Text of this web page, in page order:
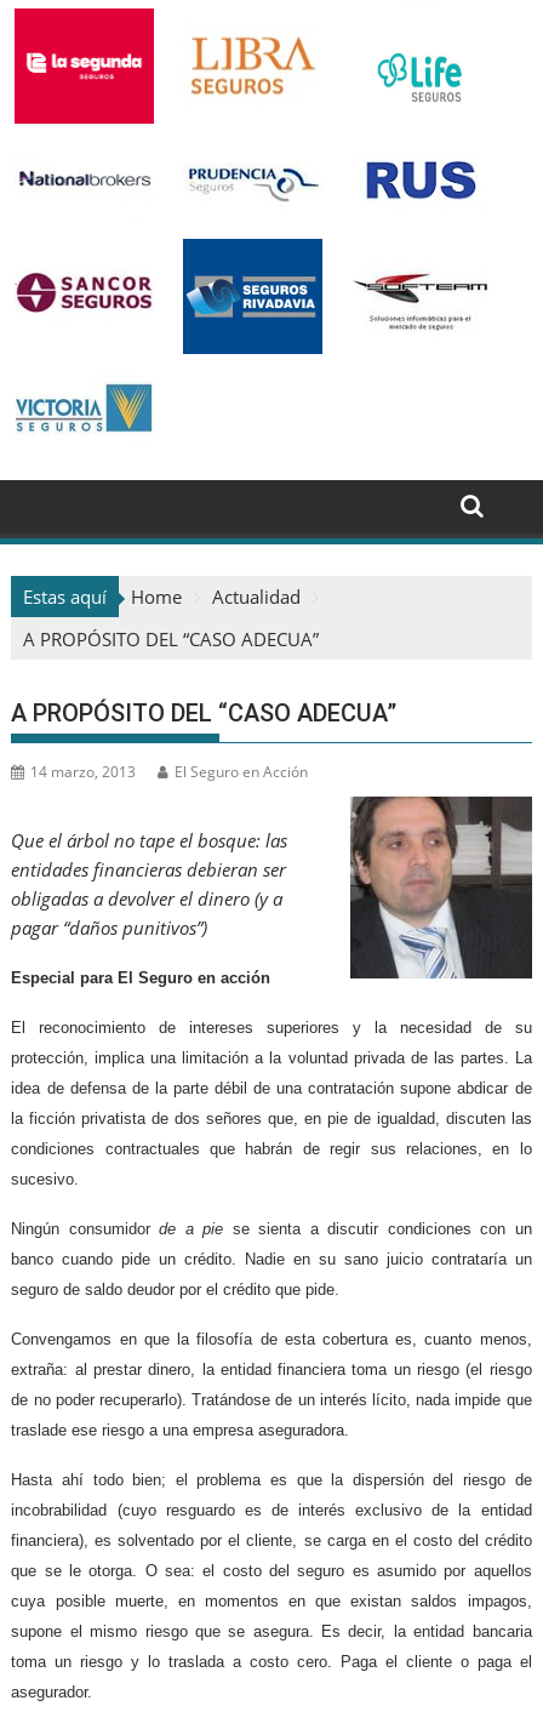
Estas aquí Home
Actualidad
A PROPÓSITO DEL “CASO ADECUA”
A PROPÓSITO DEL “CASO ADECUA”
14 marzo, 2013 El Seguro en Acción
Que el árbol no tape el bosque: las
entidades financieras debieran ser
obligadas a devolver el dinero (y a
pagar “daños punitivos”)
Especial para El Seguro en acción
El reconocimiento de intereses superiores y la necesidad de su
protección, implica una limitación a la voluntad privada de las partes. La
idea de defensa de la parte débil de una contratación supone abdicar de
la ficción privatista de dos señores que, en pie de igualdad, discuten las
condiciones contractuales que habrán de regir sus relaciones, en lo
sucesivo.
Ningún consumidorde a pie se sienta a discutir condiciones con un
banco cuando pide un crédito. Nadie en su sano juicio contrataría un
seguro de saldo deudor por el crédito que pide.
Convengamos en que la filosofía de esta cobertura es, cuanto menos,
extraña: al prestar dinero, la entidad financiera toma un riesgo (el riesgo
de no poder recuperarlo). Tratándose de un interés lícito, nada impide que
traslade ese riesgo a una empresa aseguradora.
Hasta ahí todo bien; el problema es que la dispersión del riesgo de
incobrabilidad (cuyo resguardo es de interés exclusivo de la entidad
financiera), es solventado por el cliente, se carga en el costo del crédito
que se le otorga. O sea: el costo del seguro es asumido por aquellos
cuya posible muerte, en momentos en que existan saldos impagos,
supone el mismo riesgo que se asegura. Es decir, la entidad bancaria
toma un riesgo y lo traslada a costo cero. Paga el cliente o paga el
asegurador.